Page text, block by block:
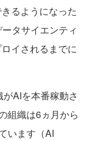
るようになった
タサイエンティ
イされるまでに
AIを本番稼動さ
組織は6ヵ月から
います（AI